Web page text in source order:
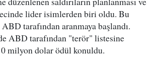
lider isimlerden biri oldu. Bu
tarafından aranmaya başlandı.
ABD tarafından "terör" listesine
milyon dolar ödül konuldu.